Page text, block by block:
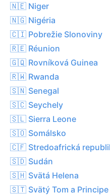
🇳🇪 Niger
🇳🇬 Nigéria
🇨🇮 Pobrežie Slonoviny
🇷🇪 Réunion
🇬🇶 Rovníková Guinea
🇷🇼 Rwanda
🇸🇳 Senegal
🇸🇨 Seychely
🇸🇱 Sierra Leone
🇸🇴 Somálsko
🇨🇫 Stredoafrická
🇸🇩 Sudán
🇸🇭 Svätá Helena
🇸🇹 Svätý Tom a Principe